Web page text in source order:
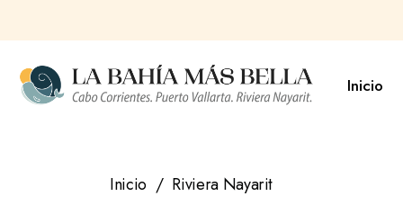
contenido
Inicio
Inicio
Riviera Nayarit